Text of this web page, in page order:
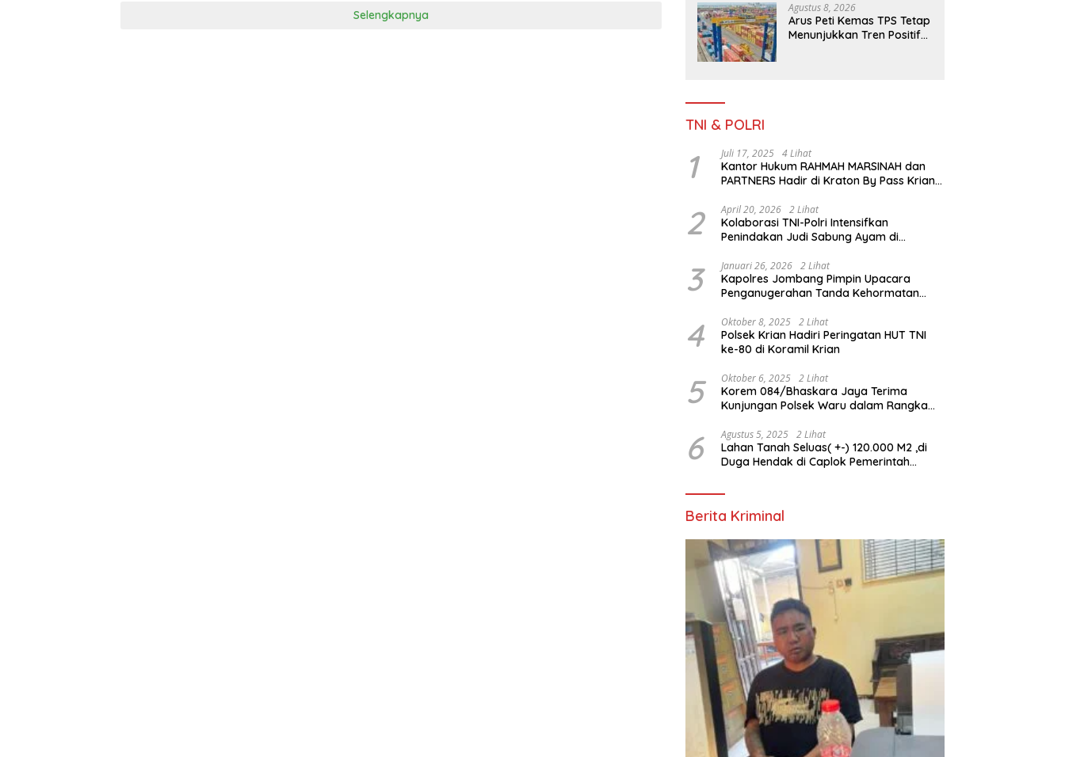
Selengkapnya
Agustus 8, 2026
Arus Peti Kemas TPS Tetap
Menunjukkan Tren Positif
TNI & POLRI
1 Juli 17, 2025 4 Lihat
Kantor Hukum RAHMAH MARSINAH dan
PARTNERS Hadir di Kraton By Pass Krian
2 April 20, 2026 2 Lihat
Kolaborasi TNI-Polri Intensifkan
Penindakan Judi Sabung Ayam di
3 Januari 26, 2026 2 Lihat
Kapolres Jombang Pimpin Upacara
Penganugerahan Tanda Kehormatan
Polri
4 Oktober 8, 2025 2 Lihat
Polsek Krian Hadiri Peringatan HUT TNI
ke-80 di Koramil Krian
5 Oktober 6, 2025 2 Lihat
Korem 084/Bhaskara Jaya Terima
Kunjungan Polsek Waru dalam Rangka
6 Agustus 5, 2025 2 Lihat
Lahan Tanah Seluas( +-) 120.000 M2 ,di
Duga Hendak di Caplok Pemerintah
Berita Kriminal